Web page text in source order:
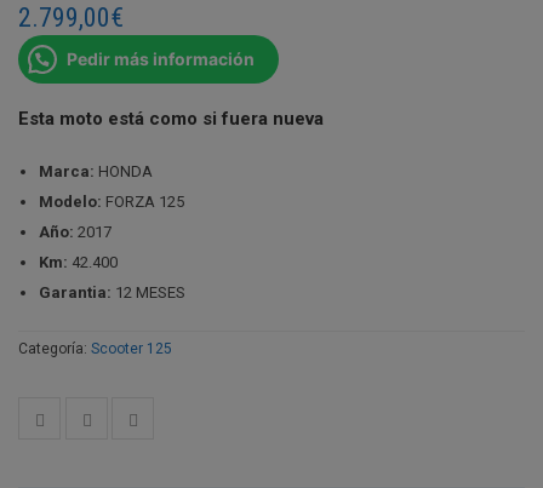
2.799,00€
Pedir más información
Esta moto está como si fuera nueva
Marca: HONDA
Modelo: FORZA 125
Año: 2017
Km: 42.400
Garantia: 12 MESES
Categoría: Scooter 125